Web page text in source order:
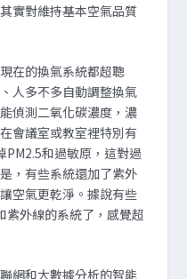
實對維持基本空氣品質
在的換氣系統都超聰
人多不多自動調整換氣
偵測二氧化碳濃度，濃
會議室或教室裡特別有
PM2.5和過敏原，這對過
，有些系統還加了紫外
空氣更乾淨。據說有些
紫外線的系統了，感覺超
網和大數據分析的智能